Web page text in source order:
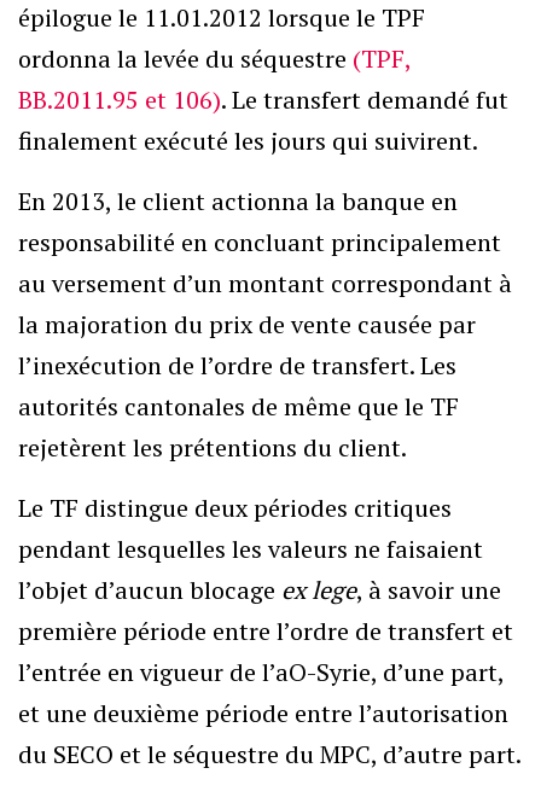
épilogue le 11.01.2012 lorsque le TPF
ordonna la levée du séquestre (TPF,
BB.2011.95 et 106). Le transfert demandé fut
finalement exécuté les jours qui suivirent.
En 2013, le client actionna la banque en
responsabilité en concluant principalement
au versement d’un montant correspondant à
la majoration du prix de vente causée par
l’inexécution de l’ordre de transfert. Les
autorités cantonales de même que le TF
rejetèrent les prétentions du client.
Le TF distingue deux périodes critiques
pendant lesquelles les valeurs ne faisaient
l’objet d’aucun blocage ex lege, à savoir une
première période entre l’ordre de transfert et
l’entrée en vigueur de l’aO-Syrie, d’une part,
et une deuxième période entre l’autorisation
du SECO et le séquestre du MPC, d’autre part.